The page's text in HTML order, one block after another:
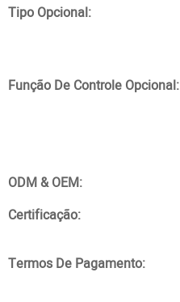
Tipo Opcional:
Função De Controle Opcional:
ODM & OEM:
Certificação:
Termos De Pagamento: